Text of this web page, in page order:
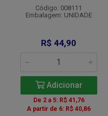
Código: 008111
Embalagem: UNIDADE
R$ 44,90
Adicionar
De 2 a 5: R$ 41,76
A partir de 6: R$ 40,86